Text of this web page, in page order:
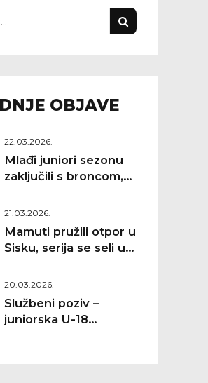
OBJAVE
22.03.2026.
Mlađi juniori sezonu
zaključili s broncom,
golman
21.03.2026.
Mamuti pružili otpor u
Sisku, serija se seli u
20.03.2026.
Službeni poziv –
juniorska U-18